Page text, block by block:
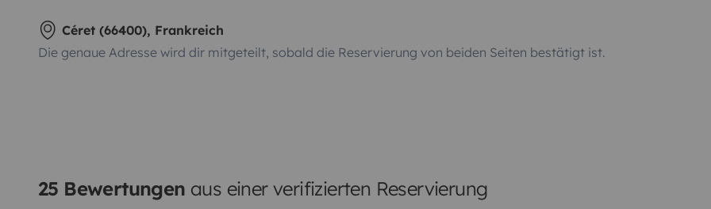
Céret (66400), Frankreich
Die genaue Adresse wird dir mitgeteilt, sobald die Reservierung von beiden Seiten bestätigt ist.
25 Bewertungen aus einer verifizierten Reservierung